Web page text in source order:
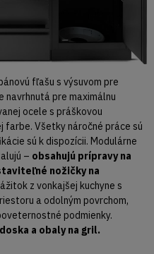
fľašu s výsuvom pre
navrhnutá pre maximálnu
ocele s práškovou
farbe. Všetky náročné práce sú
sú k dispozícii. Modulárne
– obsahujú prípravy na
nožičky na
z vonkajšej kuchyne s
a odolným povrchom,
podmienky.
a obaly na gril.